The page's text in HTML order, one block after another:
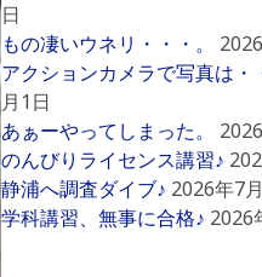
日
もの凄いウネリ・・・。
アクションカメラで写真は・
月1日
あぁーやってしまった。
のんびりライセンス講習♪
静浦へ調査ダイブ♪ 2026年7
学科講習、無事に合格♪ 2026